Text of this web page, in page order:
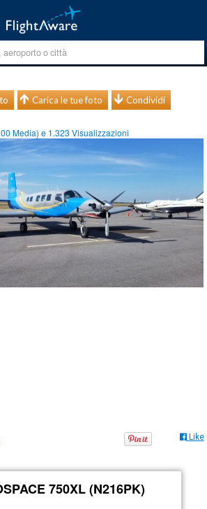
Carica le tue foto Condividi
Media) e 1.323 Visualizzazioni
Like
750XL (N216PK)